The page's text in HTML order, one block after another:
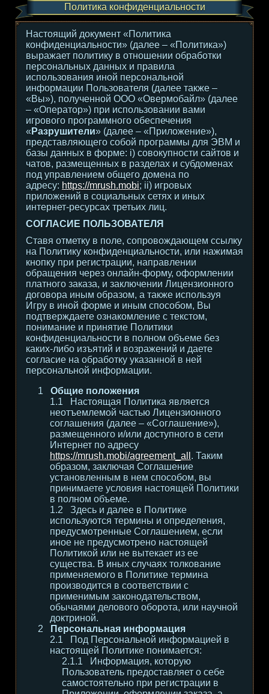
Политика конфиденциальности
Настоящий документ «Политика
конфиденциальности» (далее – «Политика»)
выражает политику в отношении обработки
персональных данных и правила
использования иной персональной
информации Пользователя (далее также –
«Вы»), полученной ООО «Овермобайл» (далее
– «Оператор») при использовании вами
игрового программного обеспечения
«Разрушители» (далее – «Приложение»),
представляющего собой программы для ЭВМ и
базы данных в форме: i) совокупности сайтов и
чатов, размещенных в разделах и субдоменах
под управлением общего домена по
адресу: https://mrush.mobi; ii) игровых
приложений в социальных сетях и иных
интернет-ресурсах третьих лиц.
СОГЛАСИЕ ПОЛЬЗОВАТЕЛЯ
Ставя отметку в поле, сопровождающем ссылку
на Политику конфиденциальности, или нажимая
кнопку при регистрации, направлении
обращения через онлайн-форму, оформлении
платного заказа, и заключении Лицензионного
договора иным образом, а также используя
Игру в иной форме и иным способом, Вы
подтверждаете ознакомление с текстом,
понимание и принятие Политики
конфиденциальности в полном объеме без
каких-либо изъятий и возражений и даете
согласие на обработку указанной в ней
персональной информации.
Общие положения
Настоящая Политика является
неотъемлемой частью Лицензионного
соглашения (далее – «Соглашение»),
размещенного и/или доступного в сети
Интернет по адресу
https://mrush.mobi/agreement_all . Таким
образом, заключая Соглашение
установленным в нем способом, вы
принимаете условия настоящей Политики
в полном объеме.
Здесь и далее в Политике
используются термины и определения,
предусмотренные Соглашением, если
иное не предусмотрено настоящей
Политикой или не вытекает из ее
существа. В иных случаях толкование
применяемого в Политике термина
производится в соответствии с
применимым законодательством,
обычаями делового оборота, или научной
доктриной.
Персональная информация
Под Персональной информацией в
настоящей Политике понимается:
Информация, которую
Пользователь предоставляет о себе
самостоятельно при регистрации в